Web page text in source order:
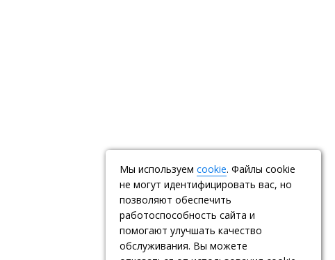
Мы используем cookie. Файлы cookie
не могут идентифицировать вас, но
позволяют обеспечить
работоспособность сайта и
помогают улучшать качество
обслуживания. Вы можете